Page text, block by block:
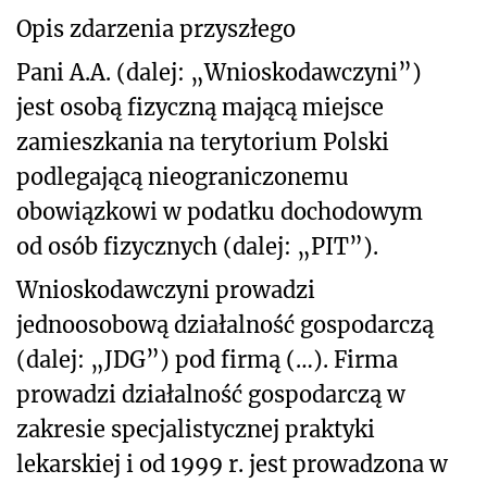
Opis zdarzenia przyszłego
Pani A.A. (dalej: „Wnioskodawczyni”)
jest osobą fizyczną mającą miejsce
zamieszkania na terytorium Polski
podlegającą nieograniczonemu
obowiązkowi w podatku dochodowym
od osób fizycznych (dalej: „PIT”).
Wnioskodawczyni prowadzi
jednoosobową działalność gospodarczą
(dalej: „JDG”) pod firmą (…). Firma
prowadzi działalność gospodarczą w
zakresie specjalistycznej praktyki
lekarskiej i od 1999 r. jest prowadzona w